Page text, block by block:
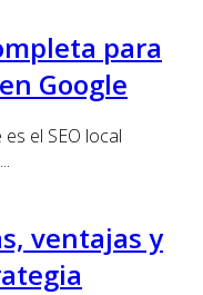
para
Google
el SEO local
ventajas y